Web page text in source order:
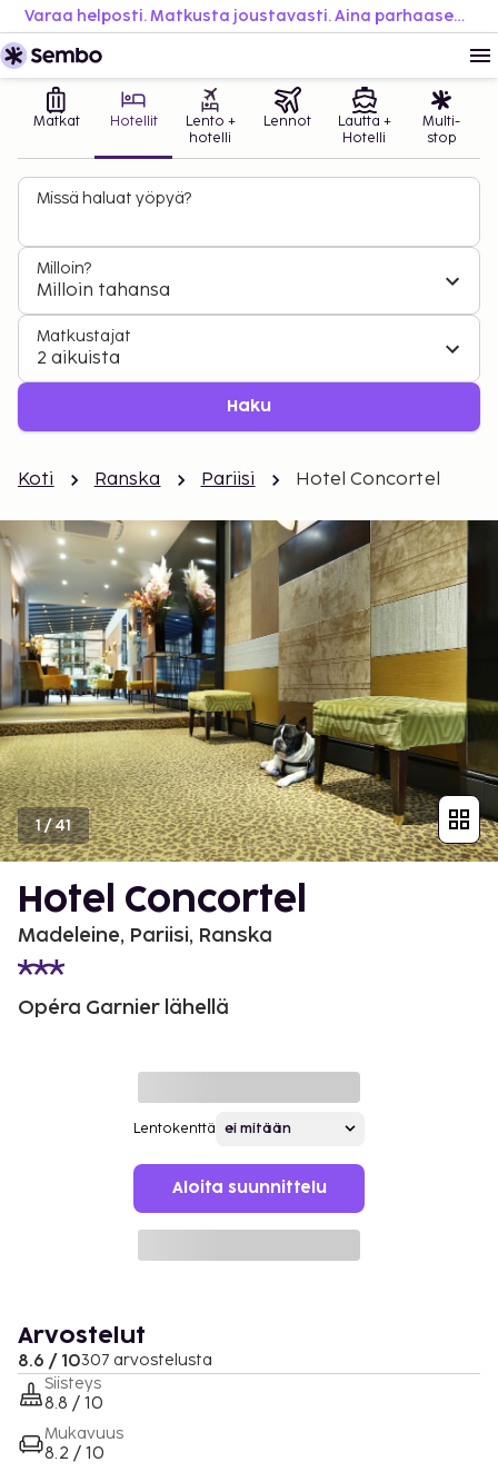
Varaa helposti. Matkusta joustavasti. Aina parhaaseen hintaan.
Matkat Hotellit
Lento +
hotelli
Lennot
Lautta +
Hotelli
Multi-
stop
Missä haluat yöpyä?
Milloin?
Milloin tahansa
Matkustajat
2 aikuista
Haku
Koti Ranska Pariisi Hotel Concortel
1/41
Hotel Concortel
Madeleine, Pariisi, Ranska
Opéra Garnier lähellä
Lentokenttä
Aloita suunnittelu
Arvostelut
8.6 / 10307 arvostelusta
Siisteys
8.8 / 10
Mukavuus
8.2 / 10